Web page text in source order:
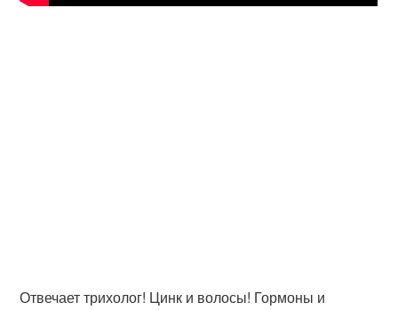
Отвечает трихолог! Цинк и волосы! Гормоны и